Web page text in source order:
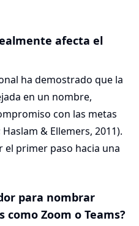
afecta el
ha demostrado que la
en un nombre,
con las metas
& Ellemers, 2011).
el primer paso hacia una
para nombrar
Zoom o Teams?